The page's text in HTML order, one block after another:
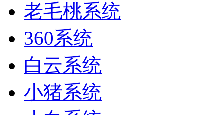
老毛桃系统
360系统
白云系统
小猪系统